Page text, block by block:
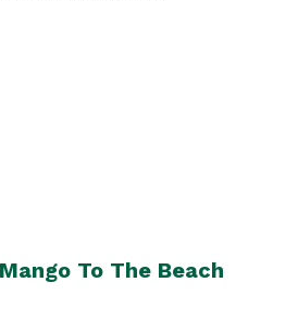
To The Beach